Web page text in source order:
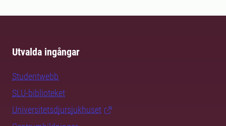
Utvalda ingångar
Studentwebb
SLU-biblioteket
Universitetsdjursjukhuset